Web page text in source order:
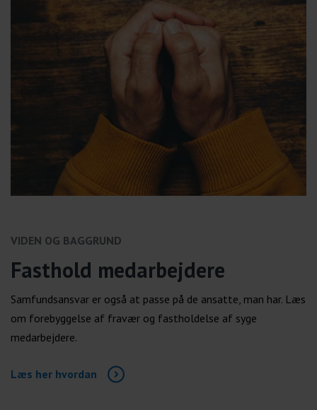
VIDEN OG BAGGRUND
Fasthold medarbejdere
Samfundsansvar er også at passe på de ansatte, man har. Læs
om forebyggelse af fravær og fastholdelse af syge
medarbejdere.
Læs her hvordan